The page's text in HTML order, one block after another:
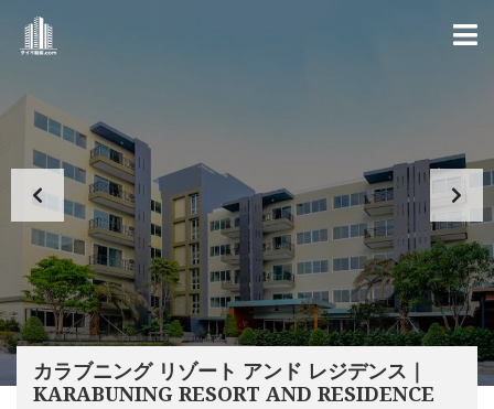
カラブニング リゾート アンド レジデンス｜
KARABUNING RESORT AND RESIDENCE